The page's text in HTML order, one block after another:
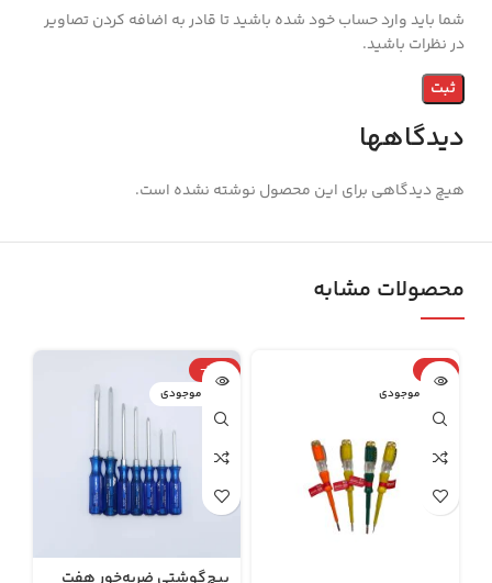
دیدگاهها
هیچ دیدگاهی برای این محصول نوشته نشده است.
شما باید وارد حساب خود شده باشید تا قادر به اضافه کردن تصاویر
در نظرات باشید.
محصولات مشابه
-17%
اتمام موجودی
-33%
اتمام موجودی